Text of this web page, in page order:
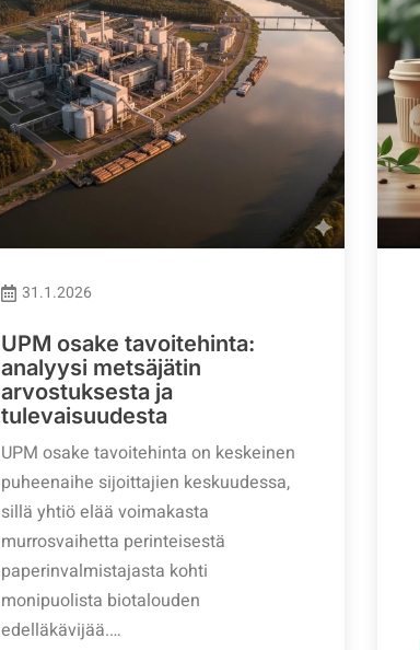
31.1.2026
UPM osake tavoitehinta:
analyysi metsäjätin
arvostuksesta ja
tulevaisuudesta
UPM osake tavoitehinta on keskeinen
puheenaihe sijoittajien keskuudessa,
sillä yhtiö elää voimakasta
murrosvaihetta perinteisestä
paperinvalmistajasta kohti
monipuolista biotalouden
edelläkävijää.…